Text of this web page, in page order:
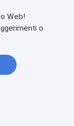
Web!
o